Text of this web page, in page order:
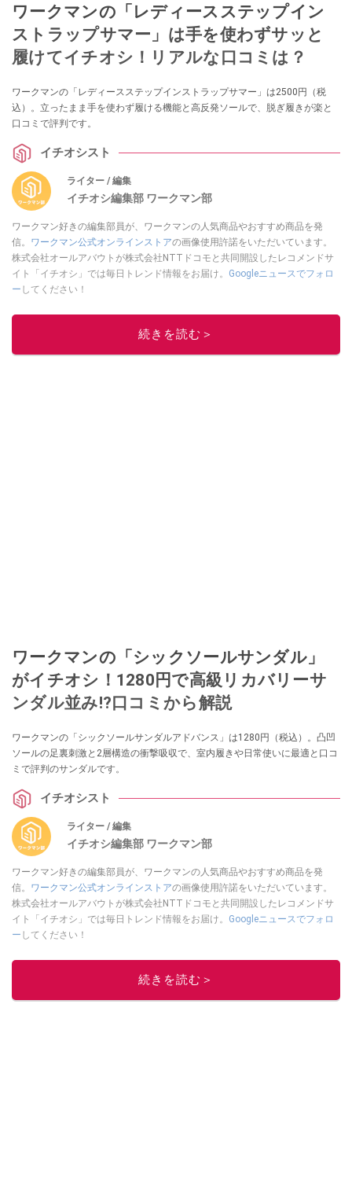
ワークマンの「レディースステップイン
ストラップサマー」は手を使わずサッと
履けてイチオシ！リアルな口コミは？
ワークマンの「レディースステップインストラップサマー」は2500円（税
込）。立ったまま手を使わず履ける機能と高反発ソールで、脱ぎ履きが楽と
口コミで評判です。
イチオシスト
ライター / 編集
イチオシ編集部 ワークマン部
ワークマン好きの編集部員が、ワークマンの人気商品やおすすめ商品を発
信。 ワークマン公式オンラインストアの画像使用許諾をいただいています。
株式会社オールアバウトが株式会社NTTドコモと共同開設したレコメンドサ
イト「イチオシ」では毎日トレンド情報をお届け。 Googleニュースでフォロ
ー してください！
このイチオシストの他の記事を読む
続きを読む＞
ワークマンの「シックソールサンダル」
がイチオシ！1280円で高級リカバリーサ
ンダル並み!?口コミから解説
ワークマンの「シックソールサンダルアドバンス」は1280円（税込）。凸凹
ソールの足裏刺激と2層構造の衝撃吸収で、室内履きや日常使いに最適と口コ
ミで評判のサンダルです。
イチオシスト
ライター / 編集
イチオシ編集部 ワークマン部
ワークマン好きの編集部員が、ワークマンの人気商品やおすすめ商品を発
信。 ワークマン公式オンラインストアの画像使用許諾をいただいています。
株式会社オールアバウトが株式会社NTTドコモと共同開設したレコメンドサ
イト「イチオシ」では毎日トレンド情報をお届け。 Googleニュースでフォロ
ー してください！
このイチオシストの他の記事を読む
続きを読む＞